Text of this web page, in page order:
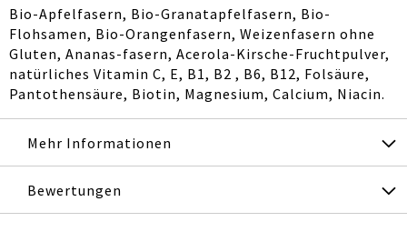
Bio-Apfelfasern, Bio-Granatapfelfasern, Bio-
Flohsamen, Bio-Orangenfasern, Weizenfasern ohne
Gluten, Ananas-fasern, Acerola-Kirsche-Fruchtpulver,
natürliches Vitamin C, E, B1, B2 , B6, B12, Folsäure,
Pantothensäure, Biotin, Magnesium, Calcium, Niacin.
Mehr Informationen
Bewertungen